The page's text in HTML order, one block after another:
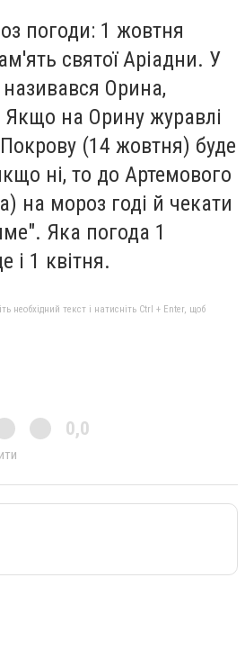
погоди: 1 жовтня
святої Аріадни. У
Орина,
на Орину журавлі
Покрову (14 жовтня) буде
ні, то до Артемового
на мороз годі й чекати
Яка погода 1
і 1 квітня.
необхідний текст і натисніть Ctrl + Enter, щоб
0,0